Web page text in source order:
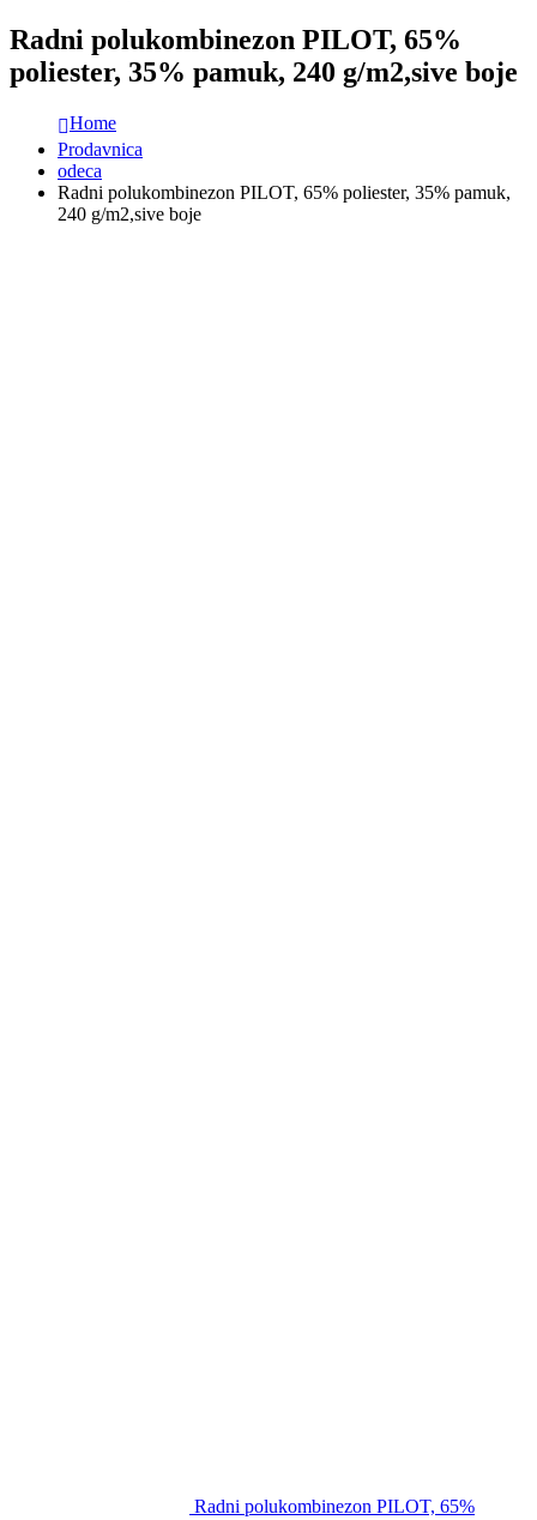
Radni polukombinezon PILOT, 65%
poliester, 35% pamuk, 240 g/m2,sive boje
Home
Prodavnica
odeca
Radni polukombinezon PILOT, 65% poliester, 35% pamuk,
240 g/m2,sive boje
Radni polukombinezon PILOT, 65%